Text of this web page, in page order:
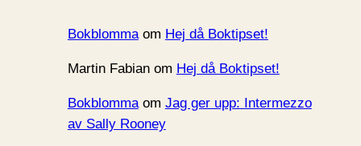
Bokblommaom Hej då Boktipset!
Martin Fabianom Hej då Boktipset!
Bokblommaom Jag ger upp: Intermezzo
av Sally Rooney